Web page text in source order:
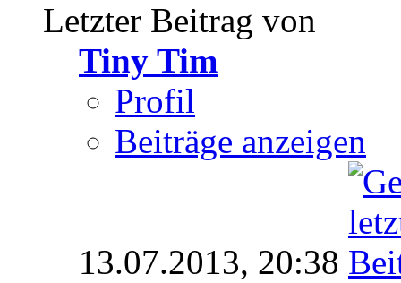
Letzter Beitrag von
Tiny Tim
Profil
Beiträge anzeigen
13.07.2013, 20:38